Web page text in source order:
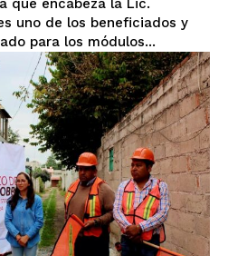
uno de los beneficiados y
para los módulos...